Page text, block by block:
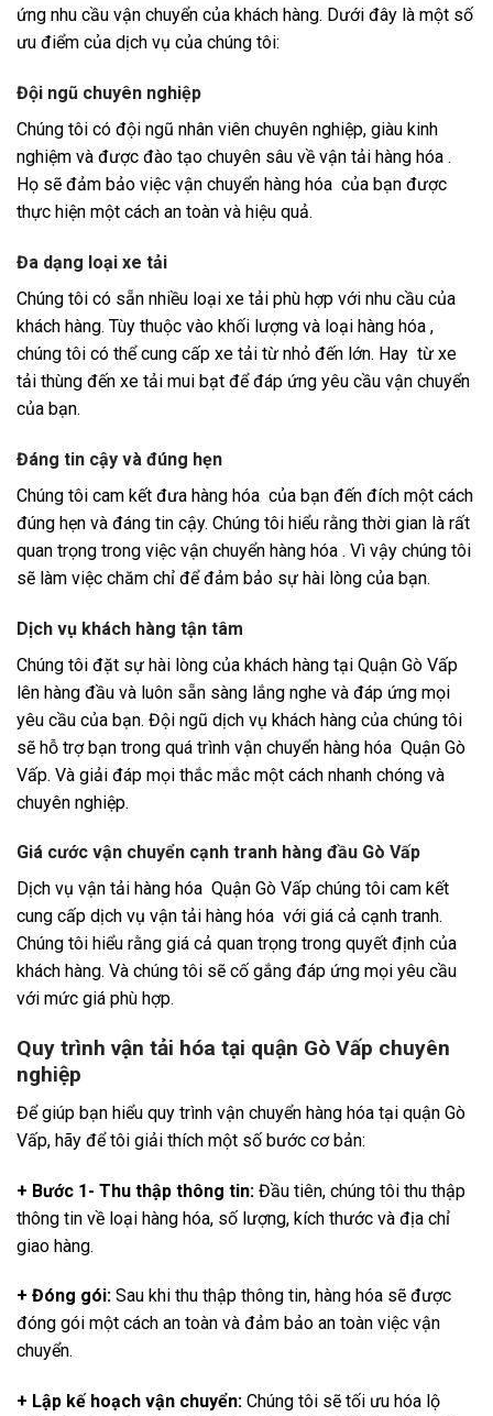
ứng nhu cầu vận chuyển của khách hàng. Dưới đây là một số
ưu điểm của dịch vụ của chúng tôi:
Đội ngũ chuyên nghiệp
Chúng tôi có đội ngũ nhân viên chuyên nghiệp, giàu kinh
nghiệm và được đào tạo chuyên sâu về vận tải hàng hóa .
Họ sẽ đảm bảo việc vận chuyển hàng hóa của bạn được
thực hiện một cách an toàn và hiệu quả.
Đa dạng loại xe tải
Chúng tôi có sẵn nhiều loại xe tải phù hợp với nhu cầu của
khách hàng. Tùy thuộc vào khối lượng và loại hàng hóa ,
chúng tôi có thể cung cấp xe tải từ nhỏ đến lớn. Hay từ xe
tải thùng đến xe tải mui bạt để đáp ứng yêu cầu vận chuyển
của bạn.
Đáng tin cậy và đúng hẹn
Chúng tôi cam kết đưa hàng hóa của bạn đến đích một cách
đúng hẹn và đáng tin cậy. Chúng tôi hiểu rằng thời gian là rất
quan trọng trong việc vận chuyển hàng hóa . Vì vậy chúng tôi
sẽ làm việc chăm chỉ để đảm bảo sự hài lòng của bạn.
Dịch vụ khách hàng tận tâm
Chúng tôi đặt sự hài lòng của khách hàng tại Quận Gò Vấp
lên hàng đầu và luôn sẵn sàng lắng nghe và đáp ứng mọi
yêu cầu của bạn. Đội ngũ dịch vụ khách hàng của chúng tôi
sẽ hỗ trợ bạn trong quá trình vận chuyển hàng hóa Quận Gò
Vấp. Và giải đáp mọi thắc mắc một cách nhanh chóng và
chuyên nghiệp.
Giá cước vận chuyển cạnh tranh hàng đầu Gò Vấp
Dịch vụ vận tải hàng hóa Quận Gò Vấp chúng tôi cam kết
cung cấp dịch vụ vận tải hàng hóa với giá cả cạnh tranh.
Chúng tôi hiểu rằng giá cả quan trọng trong quyết định của
khách hàng. Và chúng tôi sẽ cố gắng đáp ứng mọi yêu cầu
với mức giá phù hợp.
Quy trình vận tải hóa tại quận Gò Vấp chuyên
nghiệp
Để giúp bạn hiểu quy trình vận chuyển hàng hóa tại quận Gò
Vấp, hãy để tôi giải thích một số bước cơ bản:
+ Bước 1- Thu thập thông tin: Đầu tiên, chúng tôi thu thập
thông tin về loại hàng hóa, số lượng, kích thước và địa chỉ
giao hàng.
+ Đóng gói: Sau khi thu thập thông tin, hàng hóa sẽ được
đóng gói một cách an toàn và đảm bảo an toàn việc vận
chuyển.
+ Lập kế hoạch vận chuyển: Chúng tôi sẽ tối ưu hóa lộ